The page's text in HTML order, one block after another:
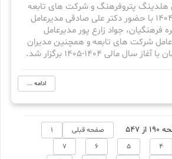
هلدینگ پتروفرهنگ و شرکت های تابعه
سه شنبه ۱۵ مهرماه ۱۴۰۴ با حضور دکتر علی صادقی مدیرعامل
جواد زارع پور مدیرعامل
عامل شرکت های تابعه و همچنین مدیران
مالی ۱۴۰۴-۱۴۰۵ برگزار شد.
ادامه ...
از 547 صفحه قبلی
1
4
5
6
7